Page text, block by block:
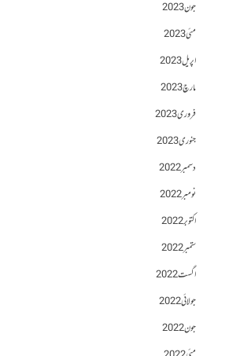
جون 2023
مئی 2023
اپریل 2023
مارچ 2023
فروری 2023
جنوری 2023
دسمبر 2022
نومبر 2022
اکتوبر 2022
ستمبر 2022
اگست 2022
جولائی 2022
جون 2022